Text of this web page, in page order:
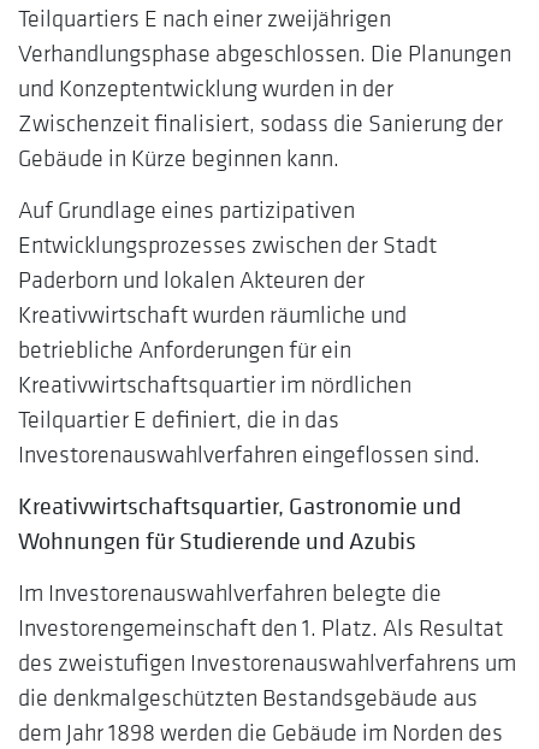
Teilquartiers E nach einer zweijährigen
Verhandlungsphase abgeschlossen. Die Planungen
und Konzeptentwicklung wurden in der
Zwischenzeit finalisiert, sodass die Sanierung der
Gebäude in Kürze beginnen kann.
Auf Grundlage eines partizipativen
Entwicklungsprozesses zwischen der Stadt
Paderborn und lokalen Akteuren der
Kreativwirtschaft wurden räumliche und
betriebliche Anforderungen für ein
Kreativwirtschaftsquartier im nördlichen
Teilquartier E definiert, die in das
Investorenauswahlverfahren eingeflossen sind.
Kreativwirtschaftsquartier, Gastronomie und
Wohnungen für Studierende und Azubis
Im Investorenauswahlverfahren belegte die
Investorengemeinschaft den 1. Platz. Als Resultat
des zweistufigen Investorenauswahlverfahrens um
die denkmalgeschützten Bestandsgebäude aus
dem Jahr 1898 werden die Gebäude im Norden des